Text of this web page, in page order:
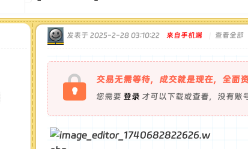
发表于 2025-2-28 03:10:22 来自手机端 查看全部
交易无需等待，成交就是现在，全面
您需要 登录 才可以下载或查看，没有账